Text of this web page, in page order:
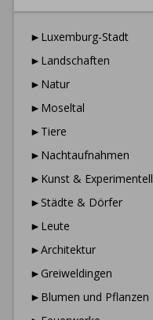
►Luxemburg-Stadt
►Landschaften
►Natur
►Moseltal
►Tiere
►Nachtaufnahmen
►Kunst & Experimentell
►Städte & Dörfer
►Leute
►Architektur
►Greiweldingen
►Blumen und Pflanzen